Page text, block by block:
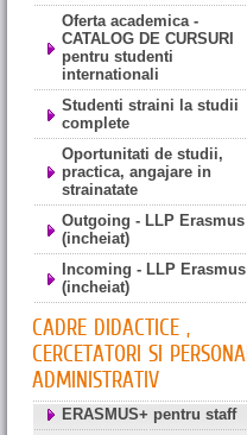
Oferta academica -
CATALOG DE CURSURI
pentru studenti
internationali
Studenti straini la studii
complete
Oportunitati de studii,
practica, angajare in
strainatate
Outgoing - LLP Erasmus
(incheiat)
Incoming - LLP Erasmus
(incheiat)
CADRE DIDACTICE ,
CERCETATORI SI PERSONAL
ADMINISTRATIV
ERASMUS+ pentru staff